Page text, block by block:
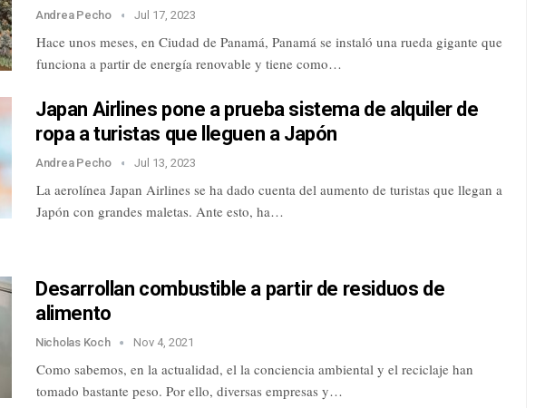
Andrea Pecho Jul 17, 2023
Hace unos meses, en Ciudad de Panamá, Panamá se instaló una rueda gigante que
funciona a partir de energía renovable y tiene como…
Japan Airlines pone a prueba sistema de alquiler de
ropa a turistas que lleguen a Japón
Andrea Pecho Jul 13, 2023
La aerolínea Japan Airlines se ha dado cuenta del aumento de turistas que llegan a
Japón con grandes maletas. Ante esto, ha…
Desarrollan combustible a partir de residuos de
alimento
Nicholas Koch Nov 4, 2021
Como sabemos, en la actualidad, el la conciencia ambiental y el reciclaje han
tomado bastante peso. Por ello, diversas empresas y…